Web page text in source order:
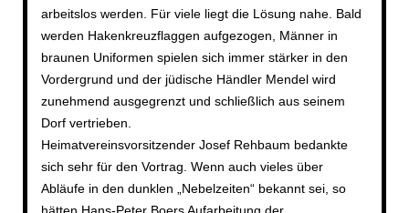
arbeitslos werden. Für viele liegt die Lösung nahe. Bald
werden Hakenkreuzflaggen aufgezogen, Männer in
braunen Uniformen spielen sich immer stärker in den
Vordergrund und der jüdische Händler Mendel wird
zunehmend ausgegrenzt und schließlich aus seinem
Dorf vertrieben.
Heimatvereinsvorsitzender Josef Rehbaum bedankte
sich sehr für den Vortrag. Wenn auch vieles über
Abläufe in den dunklen „Nebelzeiten“ bekannt sei, so